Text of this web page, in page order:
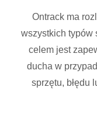
Ontrack ma
wszystkich typów
celem jest
ducha w
sprzętu, błędu